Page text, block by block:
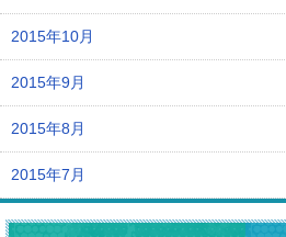
2015年10月
2015年9月
2015年8月
2015年7月